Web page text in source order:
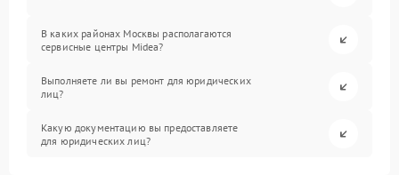
В каких районах Москвы располагаются
сервисные центры Midea?
Выполняете ли вы ремонт для юридических
лиц?
Какую документацию вы предоставляете
для юридических лиц?